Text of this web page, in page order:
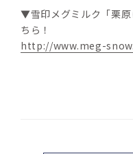
▼雪印メグミルク「栗原
ちら！
http://www.meg-